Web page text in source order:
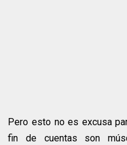
Pero esto no es excusa
fin de cuentas son